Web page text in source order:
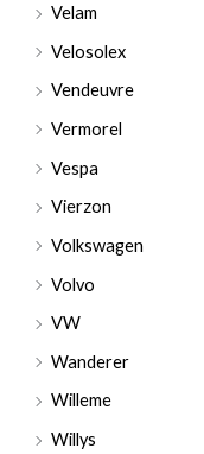
Velam
Velosolex
Vendeuvre
Vermorel
Vespa
Vierzon
Volkswagen
Volvo
VW
Wanderer
Willeme
Willys